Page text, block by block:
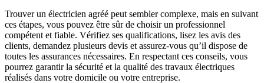
Trouver un électricien agréé peut sembler complexe, mais en suivant
ces étapes, vous pouvez être sûr de choisir un professionnel
compétent et fiable. Vérifiez ses qualifications, lisez les avis des
clients, demandez plusieurs devis et assurez-vous qu’il dispose de
toutes les assurances nécessaires. En respectant ces conseils, vous
pourrez garantir la sécurité et la qualité des travaux électriques
réalisés dans votre domicile ou votre entreprise.